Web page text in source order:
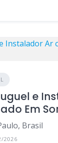
e
Em
Brasil
2026